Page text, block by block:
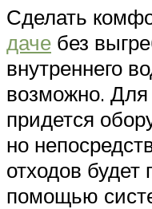
Сделать
даче без
внутреннего
возможно. Для
придется
но
отходов будет
помощью